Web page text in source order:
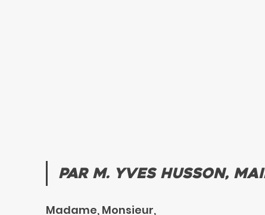
Par M. Yves Husson,
Madame, Monsieur,